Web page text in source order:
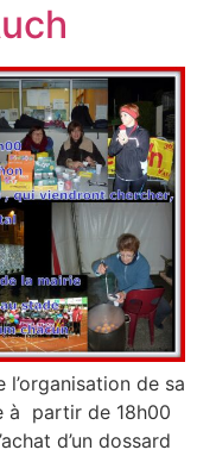
l’organisation de sa
à partir de 18h00
d’un dossard